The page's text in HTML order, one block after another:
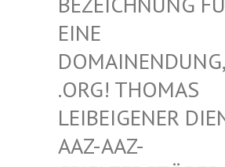
OMAIN
ENDUNG, WIE
THOMAS LEIBEI
GENER DIENER!
Z-SPIELZ